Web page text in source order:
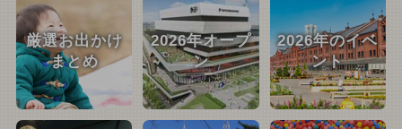
厳選お出かけ
まとめ
2026年オープ
ン
2026年のイベ
ント